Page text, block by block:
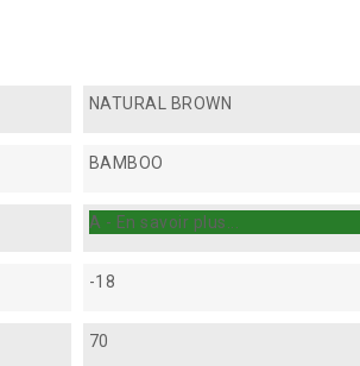
NATURAL BROWN
BAMBOO
A - En savoir plus...
-18
70